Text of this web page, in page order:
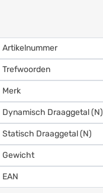
Artikelnummer
Trefwoorden
Merk
Dynamisch Draaggetal (N)
Statisch Draaggetal (N)
Gewicht
EAN